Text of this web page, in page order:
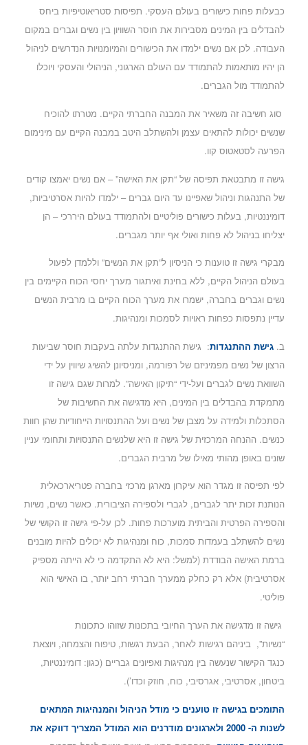
כבעלות פחות כישורים בעולם העסקי. תפיסות סטריאוטיפיות ביחס
להבדלים בין המינים מסבירות את חוסר השוויון בין נשים וגברים במקום
העבודה. לכן אם נשים ילמדו את הכישורים והמיומנויות הנדרשים לניהול
הן יהיו מותאמות להתמודד עם העולם הארגוני, הניהולי והעסקי ויוכלו
להתמודד מול הגברים.
סוג חשיבה זה משאיר את המבנה החברתי הקיים. מטרתו להוכיח
שנשים יכולות להתאים עצמן ולהשתלב היטב במבנה הקיים עם מינימום
הפרעה לסטאטוס קוו.
גישה זו מתבטאת תפיסה של “תקן את האישה” – אם נשים יאמצו קודים
של התנהגות וניהול שאפיינו עד היום גברים – ילמדו להיות אסרטיביות,
דומיננטיות, בעלות כישורים פוליטיים ולהתמודד בעולם היררכי – הן
יצליחו בניהול לא פחות ואולי אף יותר מגברים.
מבקרי גישה זו טוענות כי הניסיון ל”תקן את הנשים” וללמדן לפעול
בעולם הניהול הקיים, ללא בחינת ואיתגור מערך יחסי הכוח הקיימים בין
נשים וגברים בחברה, ישמרו את מערך הכוח הקיים בו מרבית הנשים
עדיין נתפסות כפחות ראויות לסמכות ומנהיגות.
ב. גישת ההתנגדות: גישת ההתנגדות עלתה בעקבות חוסר שביעות
הרצון של נשים מפמיניזם של רפורמה, ומניסיונן להשיג שיווין על ידי
השוואת נשים לגברים ועל-ידי “תיקון האישה”. למרות שגם גישה זו
מתמקדת בהבדלים בין המינים, היא מדגישה את החשיבות של
הסתכלות ולמידה על מצבן של נשים ועל ההתנסויות הייחודיות שהן חוות
כנשים. ההנחה המרכזית של גישה זו היא שלנשים התנסויות ותחומי עניין
שונים באופן מהותי מאילו של מרבית הגברים.
לפי תפיסה זו מגדר הוא עיקרון מארגן מרכזי בחברה פטריארכאלית
הנותנת זכות יתר לגברים, לגברי ולספירה הציבורית. כאשר נשים, נשיות
והספירה הפרטית והביתית מוערכות פחות. לכן על-פי גישה זו הקושי של
נשים להשתלב בעמדות סמכות, כוח ומנהיגות לא יכולים להיות מובנים
ברמת האישה הבודדת (למשל: היא לא התקדמה כי לא הייתה מספיק
אסרטיבית) אלא רק כחלק ממערך חברתי רחב יותר, בו האישי הוא
פוליטי.
גישה זו מדגישה את הערך החיובי בתכונות שזוהו כתכונות
“נשיות”, ביניהם רגישות לאחר, הבעת רגשות, טיפוח והצמחה, ויוצאת
כנגד הקישור שנעשה בין מנהיגות ואפיונים גבריים (כגון: דומיננטיות,
ביטחון, אסרטיבי, אגרסיבי, כוח, חוזק וכדו’).
התומכים בגישה זו טוענים כי מודל הניהול והמנהיגות המתאים
לשנות ה- 2000 ולארגונים מודרנים הוא המודל המצריך דווקא את